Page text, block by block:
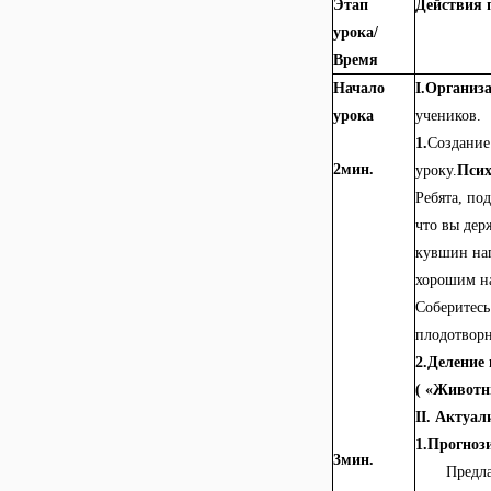
Этап
урока/
Время
Действия
Начало
урока
2мин.
3мин.
учеников.
1.
уроку.
Ребята,
что вы
кувшин
хорошим
2.Деление
(
II.